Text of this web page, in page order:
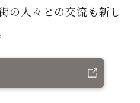
の人々との交流も新し